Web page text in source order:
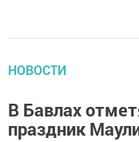
НОВОСТИ
В Бавлах
праздник